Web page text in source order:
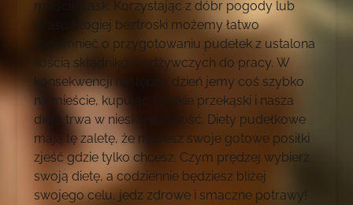
mieście Łask. Korzystając z dóbr pogody lub
czasu błogiej beztroski możemy łatwo
zapomnieć o przygotowaniu pudełek z ustalona
ilością składników odżywczych do pracy. W
konsekwencji następny dzień jemy coś szybko
na mieście, kupując słodkie przekąski i nasza
dieta trwa w nieskończoność. Diety pudełkowe
mają tę zaletę, że możesz swoje gotowe posiłki
zjeść gdzie tylko chcesz. Czym prędzej wybierz
swoją dietę, a codziennie będziesz bliżej
swojego celu, jedz zdrowe i smaczne potrawy!